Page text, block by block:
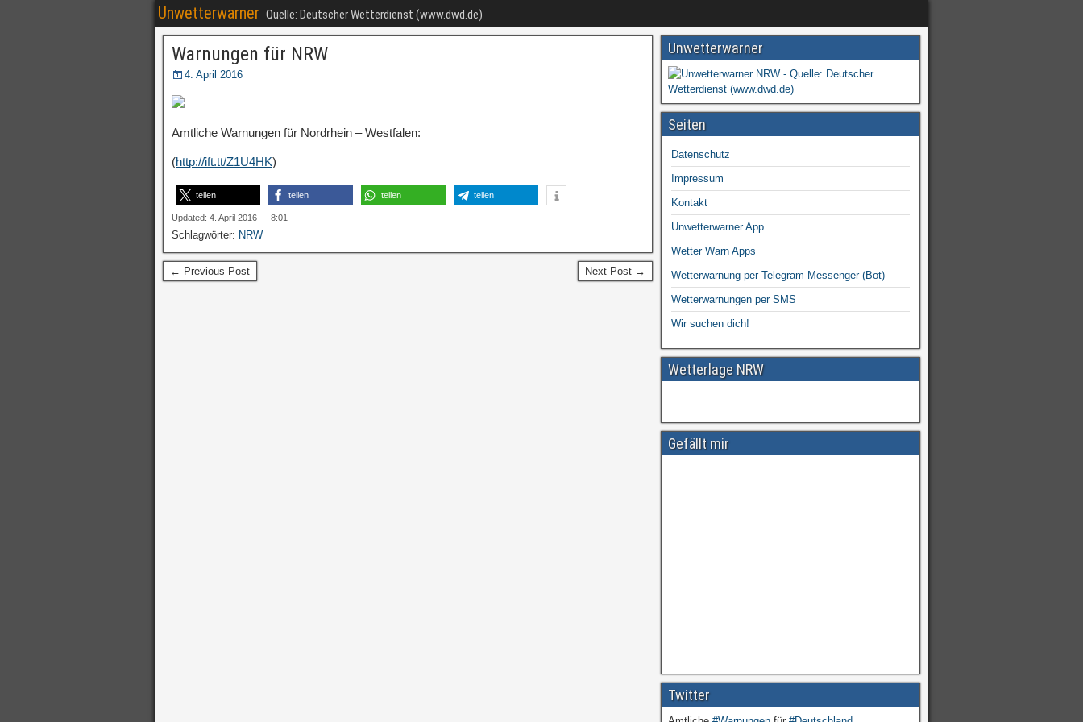
Unwetterwarner Quelle: Deutscher Wetterdienst (www.dwd.de)
Warnungen für NRW
4. April 2016
Amtliche Warnungen für Nordrhein – Westfalen:
(http://ift.tt/Z1U4HK)
teilen teilen teilen teilen
Updated: 4. April 2016 — 8:01
Schlagwörter: NRW
← Previous Post Next Post →
Unwetterwarner
Seiten
Datenschutz
Impressum
Kontakt
Unwetterwarner App
Wetter Warn Apps
Wetterwarnung per Telegram Messenger (Bot)
Wetterwarnungen per SMS
Wir suchen dich!
Wetterlage NRW
Gefällt mir
Twitter